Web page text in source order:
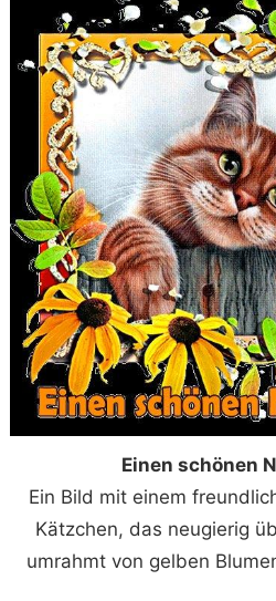
Einen schönen
Ein Bild mit einem
Kätzchen, das neugierig
umrahmt von gelben